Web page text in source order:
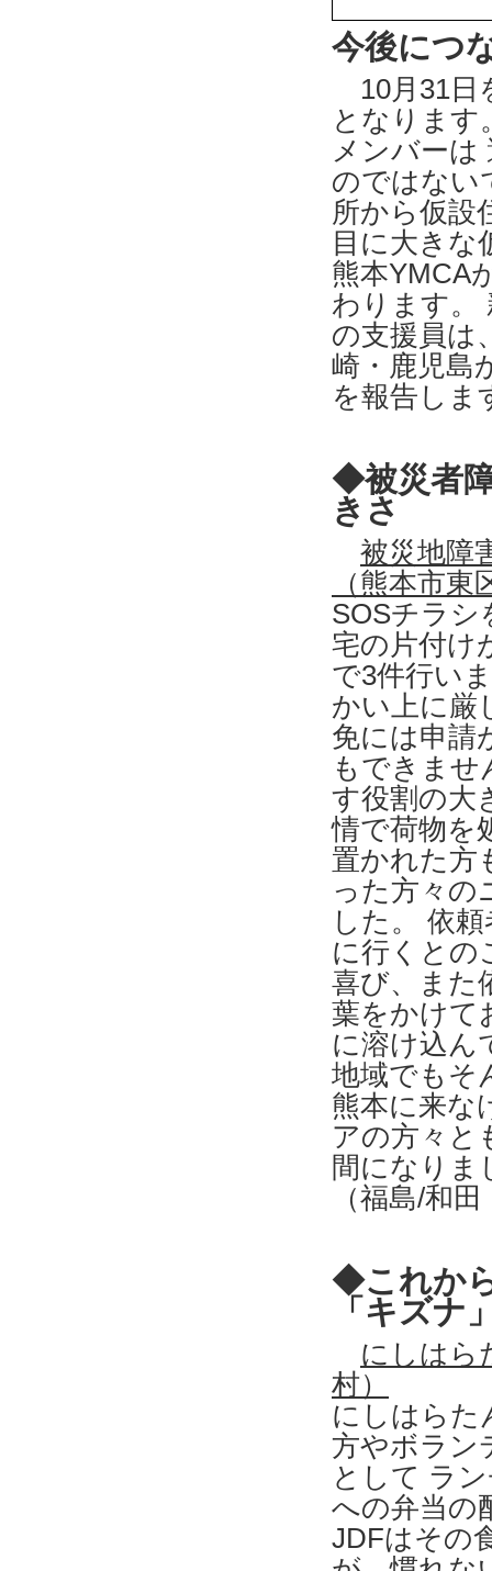
今後につ
10月31日
となります
メンバーは
のではない
所から仮設
目に大きな
熊本YMCA
わります。
の支援員は
崎・鹿児島
を報告しま
◆被災者
きさ
被災地障
（熊本市東
SOSチラシ
宅の片付け
で3件行い
かい上に厳
免には申請
もできませ
す役割の大
情で荷物を
置かれた方
った方々の
した。 依
に行くとの
喜び、また
葉をかけて
に溶け込ん
地域でもそ
熊本に来な
アの方々と
間になりま
（福島/和
◆これか
「キズナ
にしはら
村）
にしはらた
方やボラン
として ラ
への弁当の
JDFはその